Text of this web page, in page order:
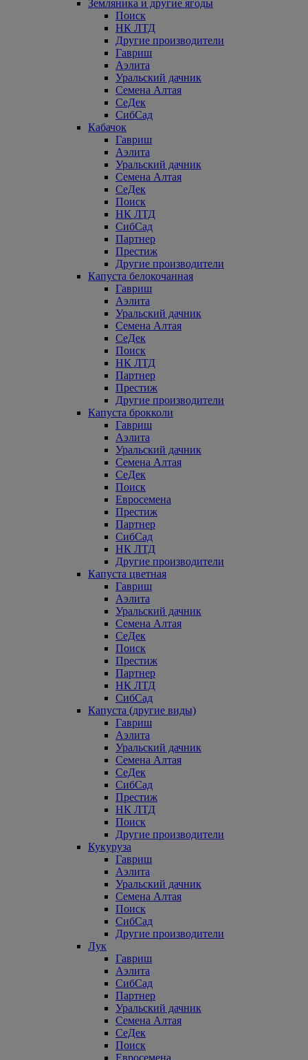
Земляника и другие ягоды
Поиск
НК ЛТД
Другие производители
Гавриш
Аэлита
Уральский дачник
Семена Алтая
СеДек
СибСад
Кабачок
Гавриш
Аэлита
Уральский дачник
Семена Алтая
СеДек
Поиск
НК ЛТД
СибСад
Партнер
Престиж
Другие производители
Капуста белокочанная
Гавриш
Аэлита
Уральский дачник
Семена Алтая
СеДек
Поиск
НК ЛТД
Партнер
Престиж
Другие производители
Капуста брокколи
Гавриш
Аэлита
Уральский дачник
Семена Алтая
СеДек
Поиск
Евросемена
Престиж
Партнер
СибСад
НК ЛТД
Другие производители
Капуста цветная
Гавриш
Аэлита
Уральский дачник
Семена Алтая
СеДек
Поиск
Престиж
Партнер
НК ЛТД
СибСад
Капуста (другие виды)
Гавриш
Аэлита
Уральский дачник
Семена Алтая
СеДек
СибСад
Престиж
НК ЛТД
Поиск
Другие производители
Кукуруза
Гавриш
Аэлита
Уральский дачник
Семена Алтая
Поиск
СибСад
Другие производители
Лук
Гавриш
Аэлита
СибСад
Партнер
Уральский дачник
Семена Алтая
СеДек
Поиск
Евросемена